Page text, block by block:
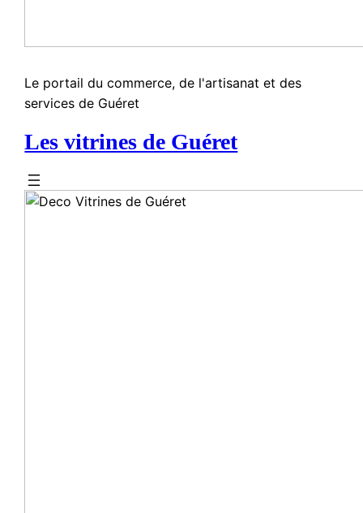
Le portail du commerce, de l'artisanat et des
services de Guéret
Les vitrines de Guéret